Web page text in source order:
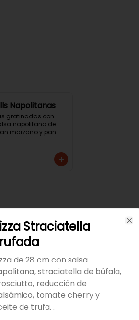
Napolitanas
gratinadas con
napolitana de
marzano y pan.
salsa napolitana,
guanciale y
Straciatella
de 28 cm con salsa
straciatella de búfala,
reducción de
tomate cherry y
de trufa. .